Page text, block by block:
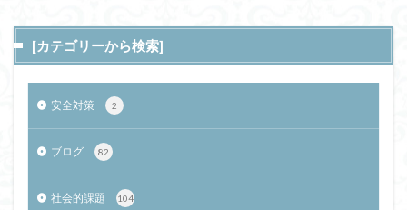
[カテゴリーから検索]
安全対策 2
ブログ 82
社会的課題 104